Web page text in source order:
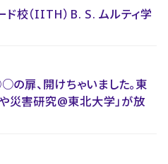
校（IITH）B. S. ムルティ学
の扉、開けちゃいました。東
災害研究@東北大学」が放